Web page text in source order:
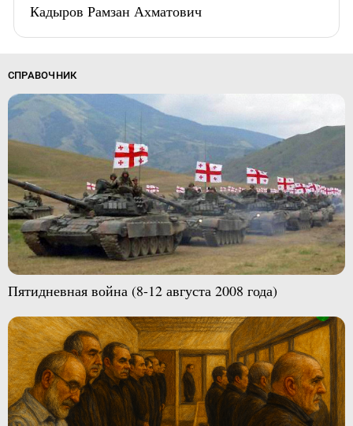
Кадыров Рамзан Ахматович
СПРАВОЧНИК
Пятидневная война (8-12 августа 2008 года)